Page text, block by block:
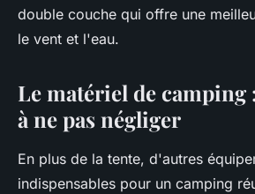
double couche qui offre une
le vent et l'eau.
Le matériel de camping
à ne pas négliger
En plus de la tente, d'autres
indispensables pour un camping